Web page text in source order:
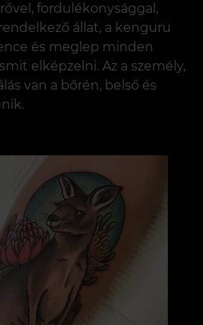
fordulékonysággal,
állat, a kenguru
és meglep minden
elképzelni. Az a személy,
van a bőrén, belső és